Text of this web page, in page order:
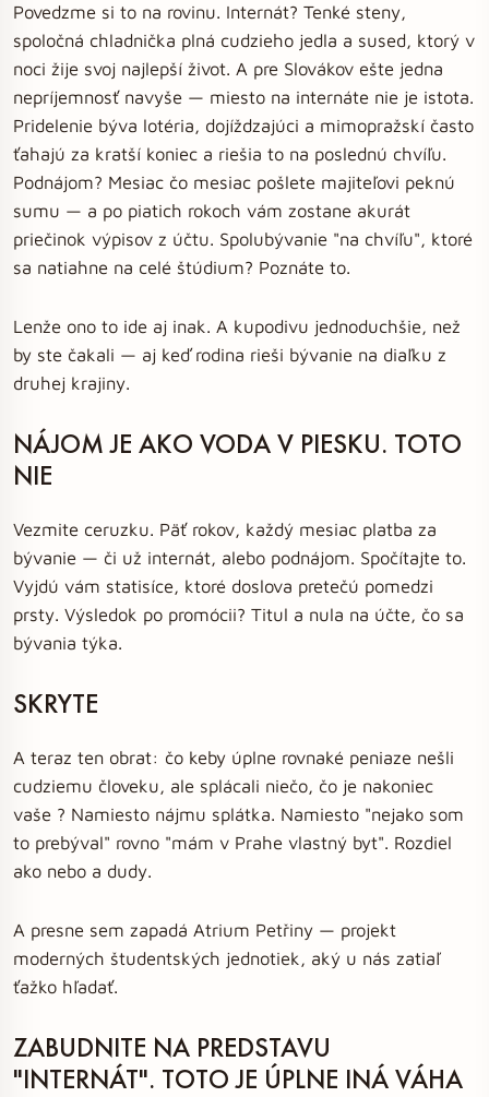
Povedzme si to na rovinu. Internát? Tenké steny,
spoločná chladnička plná cudzieho jedla a sused, ktorý v
noci žije svoj najlepší život. A pre Slovákov ešte jedna
nepríjemnosť navyše — miesto na internáte nie je istota.
Pridelenie býva lotéria, dojíždzajúci a mimopražskí často
ťahajú za kratší koniec a riešia to na poslednú chvíľu.
Podnájom? Mesiac čo mesiac pošlete majiteľovi peknú
sumu — a po piatich rokoch vám zostane akurát
priečinok výpisov z účtu. Spolubývanie "na chvíľu", ktoré
sa natiahne na celé štúdium? Poznáte to.
Lenže ono to ide aj inak. A kupodivu jednoduchšie, než
by ste čakali — aj keď rodina rieši bývanie na diaľku z
druhej krajiny.
NÁJOM JE AKO VODA V PIESKU. TOTO
NIE
Vezmite ceruzku. Päť rokov, každý mesiac platba za
bývanie — či už internát, alebo podnájom. Spočítajte to.
Vyjdú vám statisíce, ktoré doslova pretečú pomedzi
prsty. Výsledok po promócii? Titul a nula na účte, čo sa
bývania týka.
SKRYTE
A teraz ten obrat: čo keby úplne rovnaké peniaze nešli
cudziemu človeku, ale splácali niečo, čo je nakoniec
vaše ? Namiesto nájmu splátka. Namiesto "nejako som
to prebýval" rovno "mám v Prahe vlastný byt". Rozdiel
ako nebo a dudy.
A presne sem zapadá Atrium Petřiny — projekt
moderných študentských jednotiek, aký u nás zatiaľ
ťažko hľadať.
ZABUDNITE NA PREDSTAVU
"INTERNÁT". TOTO JE ÚPLNE INÁ VÁHA